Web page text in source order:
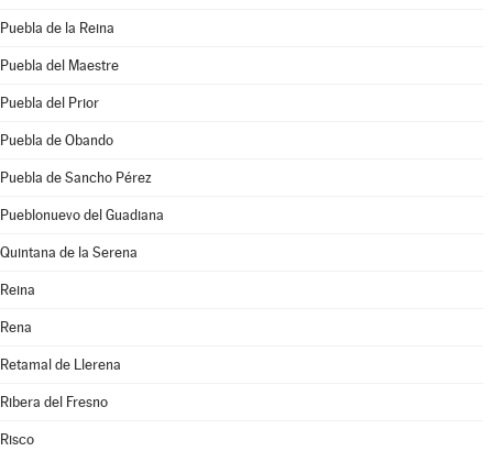
Puebla de la Reina
Puebla del Maestre
Puebla del Prior
Puebla de Obando
Puebla de Sancho Pérez
Pueblonuevo del Guadiana
Quintana de la Serena
Reina
Rena
Retamal de Llerena
Ribera del Fresno
Risco